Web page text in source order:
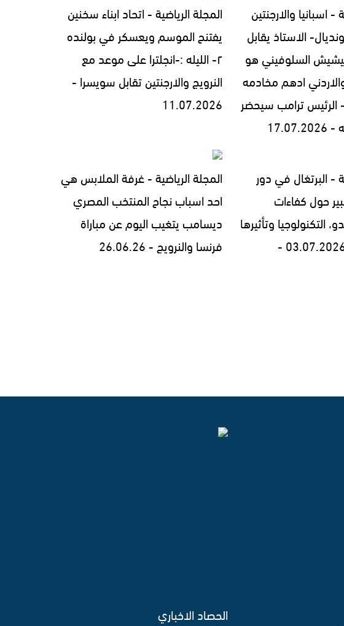
- اسبانيا والارجنتين
الاستاذ يقابل
٢- فينيشيش السلوفيني هو
ادهم مخادمه
الرابع ٣- الرئيس ترامب سيحضر
المجلة الرياضية - اتحاد ابناء سخنين
يفتنح الموسم ويعسكر في بولنده
٢- الليله :-انجلترا على موعد مع
النرويج والارجنتين تقابل سويسرا -
11.07.2026
- البرتغال في دور
كبير حول كفاءات
التكنولوجيا وتأثيرها
المجلة الرياضية - غرفة الملابس هي
احد اسباب نجاح المنتخب المصري
ديسامب يتغيب اليوم عن مباراة
فرنسا والنرويج - 26.06.26
الحصاد الاخباري